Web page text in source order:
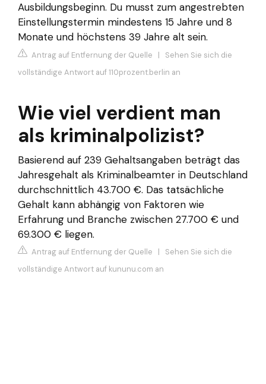
Ausbildungsbeginn. Du musst zum angestrebten
Einstellungstermin mindestens 15 Jahre und 8
Monate und höchstens 39 Jahre alt sein.
Antrag auf Entfernung der Quelle | Sehen Sie sich die
vollständige Antwort auf 110prozent.berlin an
Wie viel verdient man
als kriminalpolizist?
Basierend auf 239 Gehaltsangaben beträgt das
Jahresgehalt als Kriminalbeamter in Deutschland
durchschnittlich 43.700 €. Das tatsächliche
Gehalt kann abhängig von Faktoren wie
Erfahrung und Branche zwischen 27.700 € und
69.300 € liegen.
Antrag auf Entfernung der Quelle | Sehen Sie sich die
vollständige Antwort auf kununu.com an